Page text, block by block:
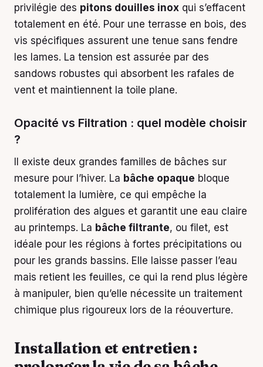
privilégie des pitons douilles inox qui s’effacent
totalement en été. Pour une terrasse en bois, des
vis spécifiques assurent une tenue sans fendre
les lames. La tension est assurée par des
sandows robustes qui absorbent les rafales de
vent et maintiennent la toile plane.
Opacité vs Filtration : quel modèle choisir
?
Il existe deux grandes familles de bâches sur
mesure pour l’hiver. La bâche opaque bloque
totalement la lumière, ce qui empêche la
prolifération des algues et garantit une eau claire
au printemps. La bâche filtrante, ou filet, est
idéale pour les régions à fortes précipitations ou
pour les grands bassins. Elle laisse passer l’eau
mais retient les feuilles, ce qui la rend plus légère
à manipuler, bien qu’elle nécessite un traitement
chimique plus rigoureux lors de la réouverture.
Installation et entretien :